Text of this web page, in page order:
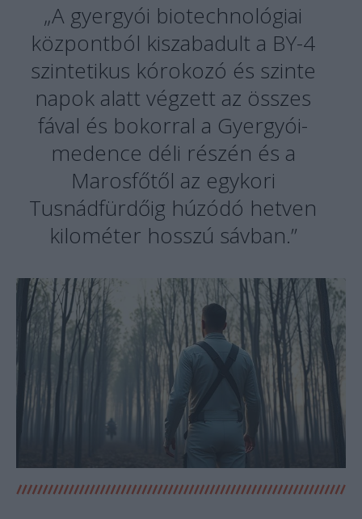
„A gyergyói biotechnológiai
központból kiszabadult a BY-4
szintetikus kórokozó és szinte
napok alatt végzett az összes
fával és bokorral a Gyergyói-
medence déli részén és a
Marosfőtől az egykori
Tusnádfürdőig húzódó hetven
kilométer hosszú sávban.”